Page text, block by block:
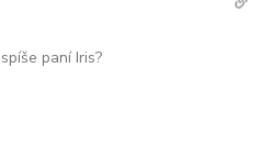
paní Iris?